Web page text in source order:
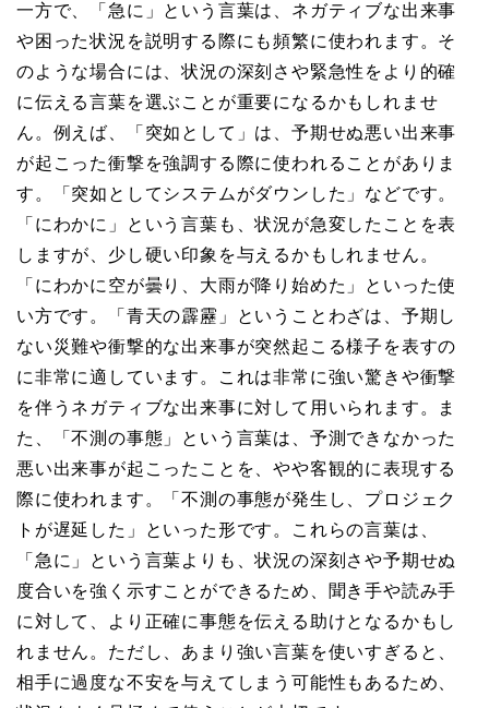
一方で、「急に」という言葉は、ネガティブな出来事
や困った状況を説明する際にも頻繁に使われます。そ
のような場合には、状況の深刻さや緊急性をより的確
に伝える言葉を選ぶことが重要になるかもしれませ
ん。例えば、「突如として」は、予期せぬ悪い出来事
が起こった衝撃を強調する際に使われることがありま
す。「突如としてシステムがダウンした」などです。
「にわかに」という言葉も、状況が急変したことを表
しますが、少し硬い印象を与えるかもしれません。
「にわかに空が曇り、大雨が降り始めた」といった使
い方です。「青天の霹靂」ということわざは、予期し
ない災難や衝撃的な出来事が突然起こる様子を表すの
に非常に適しています。これは非常に強い驚きや衝撃
を伴うネガティブな出来事に対して用いられます。ま
た、「不測の事態」という言葉は、予測できなかった
悪い出来事が起こったことを、やや客観的に表現する
際に使われます。「不測の事態が発生し、プロジェク
トが遅延した」といった形です。これらの言葉は、
「急に」という言葉よりも、状況の深刻さや予期せぬ
度合いを強く示すことができるため、聞き手や読み手
に対して、より正確に事態を伝える助けとなるかもし
れません。ただし、あまり強い言葉を使いすぎると、
相手に過度な不安を与えてしまう可能性もあるため、